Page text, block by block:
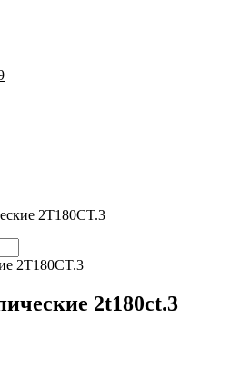
2T180CT.3
2t180ct.3